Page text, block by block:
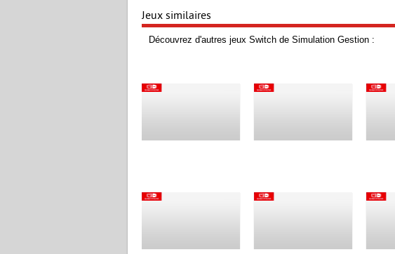
Jeux similaires
Découvrez d'autres jeux Switch de Simulation Gestion :